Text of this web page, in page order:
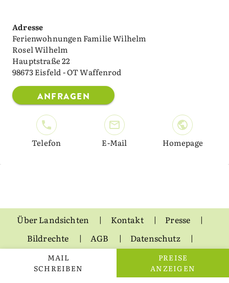
MAIL
SCHREIBEN
PREISE
ANZEIGEN
Adresse
Ferienwohnungen Familie Wilhelm
Rosel Wilhelm
Hauptstraße 22
98673 Eisfeld - OT Waffenrod
ANFRAGEN
Telefon E-Mail Homepage
Über Landsichten Kontakt
Presse
Bildrechte
AGB
Datenschutz